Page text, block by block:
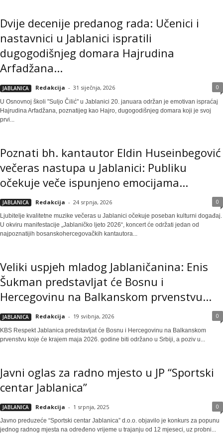
Dvije decenije predanog rada: Učenici i
nastavnici u Jablanici ispratili
dugogodišnjeg domara Hajrudina
Arfadžana...
JABLANICA Redakcija - 31 siječnja, 2026 0
U Osnovnoj školi "Suljo Čilić" u Jablanici 20. januara održan je emotivan ispraćaj
Hajrudina Arfadžana, poznatijeg kao Hajro, dugogodišnjeg domara koji je svoj
prvi...
Poznati bh. kantautor Eldin Huseinbegović
večeras nastupa u Jablanici: Publiku
očekuje veče ispunjeno emocijama...
JABLANICA Redakcija - 24 srpnja, 2026 0
Ljubitelje kvalitetne muzike večeras u Jablanici očekuje poseban kulturni događaj.
U okviru manifestacije „Jablaničko ljeto 2026“, koncert će održati jedan od
najpoznatijih bosanskohercegovačkih kantautora...
Veliki uspjeh mladog Jablaničanina: Enis
Šukman predstavljat će Bosnu i
Hercegovinu na Balkanskom prvenstvu...
JABLANICA Redakcija - 19 svibnja, 2026 0
KBS Respekt Jablanica predstavljat će Bosnu i Hercegovinu na Balkanskom
prvenstvu koje će krajem maja 2026. godine biti održano u Srbiji, a poziv u...
Javni oglas za radno mjesto u JP “Sportski
centar Jablanica”
JABLANICA Redakcija - 1 srpnja, 2025 0
Javno preduzeće “Sportski centar Jablanica” d.o.o. objavilo je konkurs za popunu
jednog radnog mjesta na određeno vrijeme u trajanju od 12 mjeseci, uz probni...